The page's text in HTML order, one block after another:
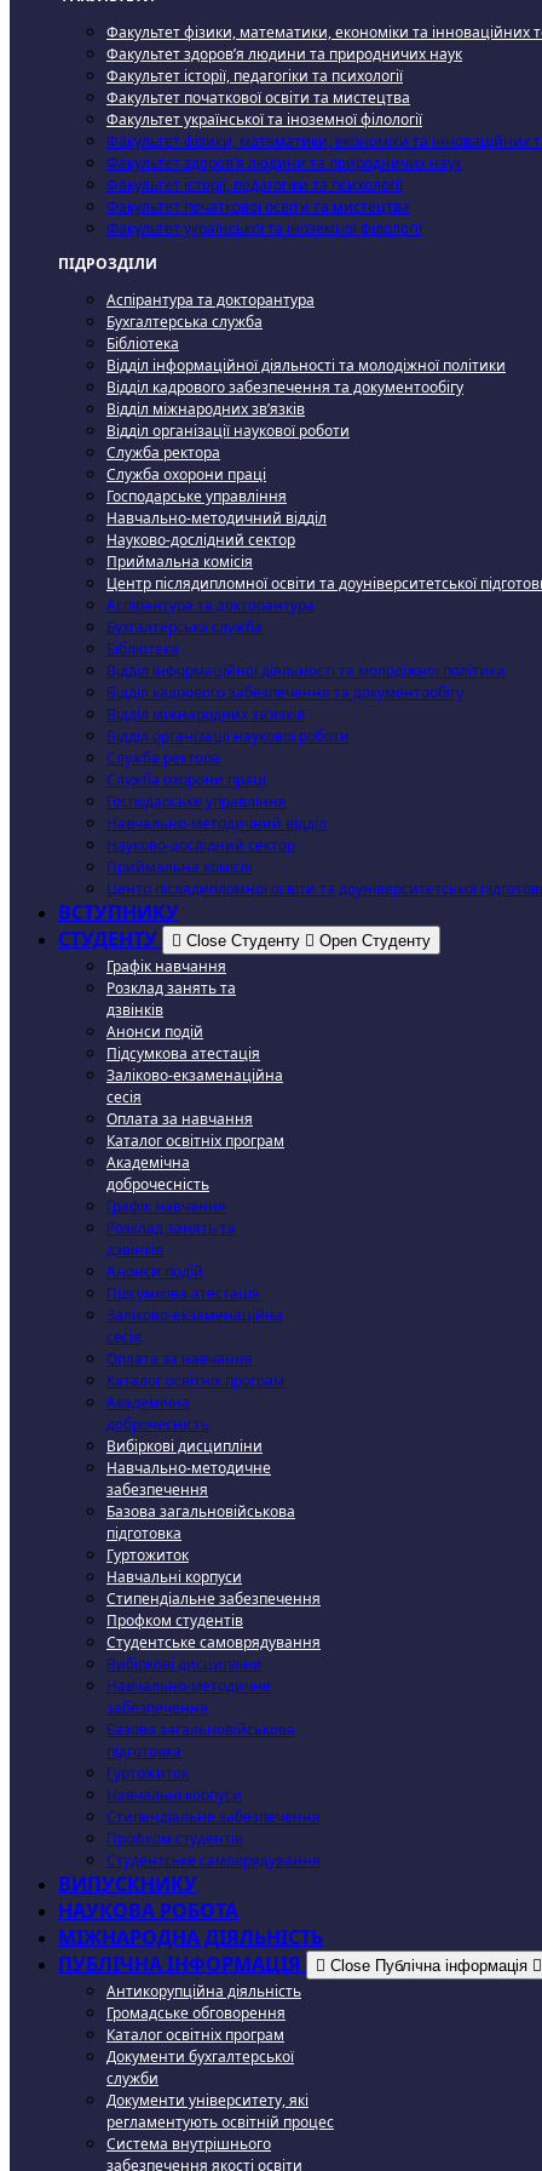
Факультет фізики, математики, економіки та інноваційних
Факультет здоров’я людини та природничих наук
Факультет історії, педагогіки та психології
Факультет початкової освіти та мистецтва
Факультет української та іноземної філології
Факультет фізики, математики, економіки та інноваційних
Факультет здоров’я людини та природничих наук
Факультет історії, педагогіки та психології
Факультет початкової освіти та мистецтва
Факультет української та іноземної філології
ПІДРОЗДІЛИ
Аспірантура та докторантура
Бухгалтерська служба
Бібліотека
Відділ інформаційної діяльності та молодіжної політики
Відділ кадрового забезпечення та документообігу
Відділ міжнародних зв’язків
Відділ організації наукової роботи
Служба ректора
Служба охорони праці
Господарське управління
Навчально-методичний відділ
Науково-дослідний сектор
Приймальна комісія
Центр післядипломної освіти та доуніверситетської
Аспірантура та докторантура
Бухгалтерська служба
Бібліотека
Відділ інформаційної діяльності та молодіжної політики
Відділ кадрового забезпечення та документообігу
Відділ міжнародних зв’язків
Відділ організації наукової роботи
Служба ректора
Служба охорони праці
Господарське управління
Навчально-методичний відділ
Науково-дослідний сектор
Приймальна комісія
Центр післядипломної освіти та доуніверситетської
ВСТУПНИКУ
СТУДЕНТУ
Close Студенту Open Студенту
Графік навчання
Розклад занять та
дзвінків
Анонси подій
Підсумкова атестація
Заліково-екзаменаційна
сесія
Оплата за навчання
Каталог освітніх програм
Академічна
доброчесність
Графік навчання
Розклад занять та
дзвінків
Анонси подій
Підсумкова атестація
Заліково-екзаменаційна
сесія
Оплата за навчання
Каталог освітніх програм
Академічна
доброчесність
Вибіркові дисципліни
Навчально-методичне
забезпечення
Базова загальновійськова
підготовка
Гуртожиток
Навчальні корпуси
Стипендіальне забезпечення
Профком студентів
Студентське самоврядування
Вибіркові дисципліни
Навчально-методичне
забезпечення
Базова загальновійськова
підготовка
Гуртожиток
Навчальні корпуси
Стипендіальне забезпечення
Профком студентів
Студентське самоврядування
ВИПУСКНИКУ
НАУКОВА РОБОТА
МІЖНАРОДНА ДІЯЛЬНІСТЬ
ПУБЛІЧНА ІНФОРМАЦІЯ
Close Публічна інформація
Антикорупційна діяльність
Громадське обговорення
Каталог освітніх програм
Документи бухгалтерської
служби
Документи університету, які
регламентують освітній процес
Система внутрішнього
забезпечення якості освіти